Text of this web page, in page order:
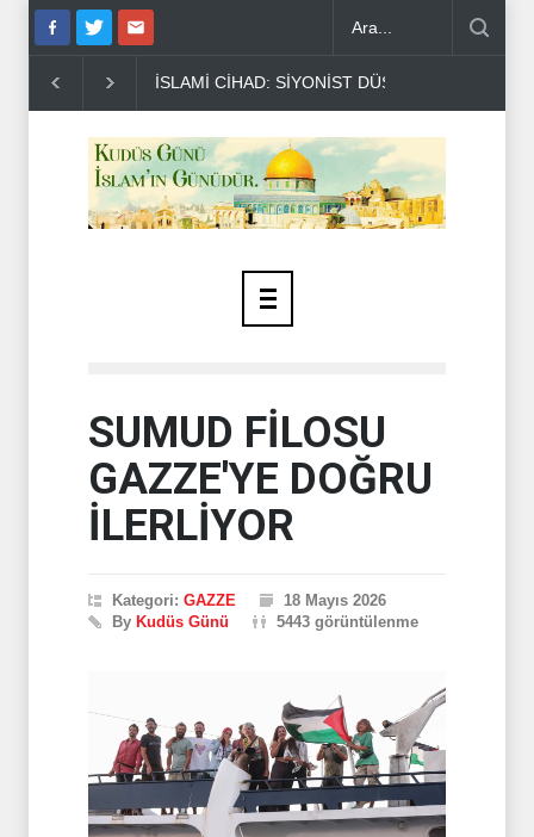
TAAHHÜTLERİNE UYMUYOR.. NAİM KASIM: İRAN KAZANDI
SUMUD FİLOSU
GAZZE'YE DOĞRU
İLERLİYOR
Kategori: GAZZE
18 Mayıs 2026
By Kudüs Günü 5443 görüntülenme